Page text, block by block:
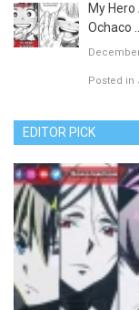
My
Ochaco
Posted in
EDITOR PICK